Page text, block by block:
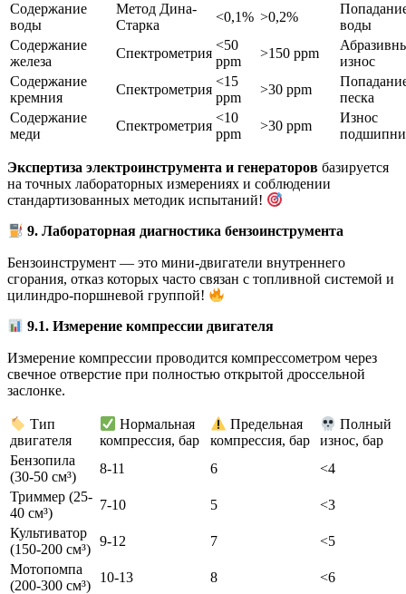
Содержание
воды
Метод Дина-
Старка
<0,1% >0,2%
воды
Содержание
железа
Спектрометрия
<50
ppm
>150 ppm
износ
Содержание
кремния
Спектрометрия
<15
ppm
>30 ppm
песка
Содержание
меди
Спектрометрия
<10
ppm
>30 ppm
Износ
Экспертиза электроинструмента и генераторов базируется
на точных лабораторных измерениях и соблюдении
стандартизованных методик испытаний!
9. Лабораторная диагностика бензоинструмента
Бензоинструмент — это мини-двигатели внутреннего
сгорания, отказ которых часто связан с топливной системой и
цилиндро-поршневой группой!
9.1. Измерение компрессии двигателя
Измерение компрессии проводится компрессометром через
свечное отверстие при полностью открытой дроссельной
заслонке.
Тип
двигателя
Нормальная
компрессия, бар
Предельная
компрессия, бар
Полный
износ, бар
Бензопила
(30-50 см³)
8-11 6
<4
Триммер (25-
40 см³)
7-10 5
<3
Культиватор
(150-200 см³)
9-12 7
<5
Мотопомпа
(200-300 см³)
10-13 8 <6